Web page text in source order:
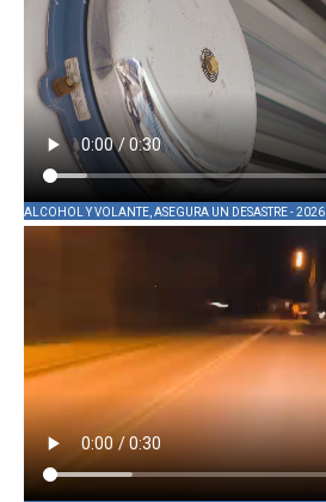
ALCOHOL Y VOLANTE, ASEGURA UN DESASTRE - 2026